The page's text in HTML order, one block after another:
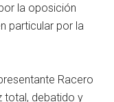
la oposición
particular por la
Racero
total, debatido y